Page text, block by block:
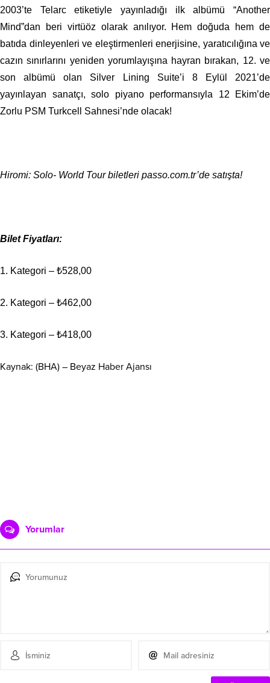
2003’te Telarc etiketiyle yayınladığı ilk albümü “Another
Mind”dan beri virtüöz olarak anılıyor. Hem doğuda hem de
batıda dinleyenleri ve eleştirmenleri enerjisine, yaratıcılığına ve
cazın sınırlarını yeniden yorumlayışına hayran bırakan, 12. ve
son albümü olan Silver Lining Suite’i 8 Eylül 2021’de
yayınlayan sanatçı, solo piyano performansıyla 12 Ekim’de
Zorlu PSM Turkcell Sahnesi’nde olacak!
Hiromi: Solo- World Tour biletleri passo.com.tr’de satışta!
Bilet Fiyatları:
1. Kategori – ₺528,00
2. Kategori – ₺462,00
3. Kategori – ₺418,00
Kaynak: (BHA) – Beyaz Haber Ajansı
Yorumlar